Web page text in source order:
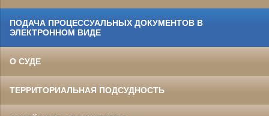
ПОДАЧА ПРОЦЕССУАЛЬНЫХ ДОКУМЕНТОВ В
ЭЛЕКТРОННОМ ВИДЕ
О СУДЕ
ТЕРРИТОРИАЛЬНАЯ ПОДСУДНОСТЬ